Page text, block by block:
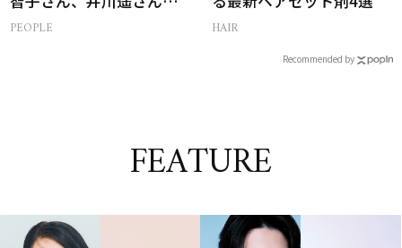
集まる理由は…
PEOPLE HAIR
Recommended by
FEATURE